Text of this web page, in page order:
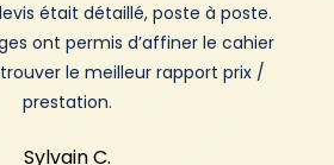
était détaillé, poste à poste.
ont permis d’affiner le cahier
le meilleur rapport prix /
prestation.
Sylvain C.